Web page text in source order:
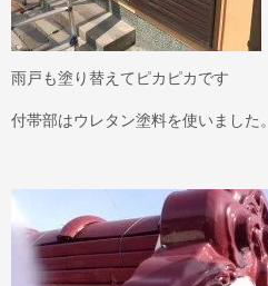
雨戸も塗り替えてピカピカです
付帯部はウレタン塗料を使いました。